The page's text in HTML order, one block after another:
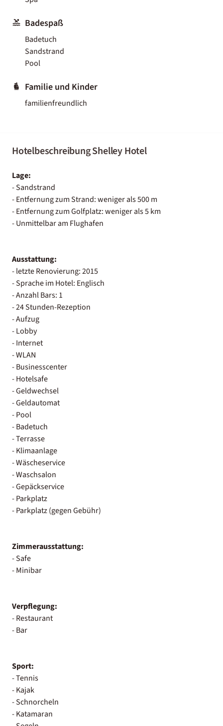
Badespaß
Badetuch
Sandstrand
Pool
Familie und Kinder
familienfreundlich
Hotelbeschreibung Shelley Hotel
Lage:
- Sandstrand
- Entfernung zum Strand: weniger als 500 m
- Entfernung zum Golfplatz: weniger als 5 km
- Unmittelbar am Flughafen
Ausstattung:
- letzte Renovierung: 2015
- Sprache im Hotel: Englisch
- Anzahl Bars: 1
- 24 Stunden-Rezeption
- Aufzug
- Lobby
- Internet
- WLAN
- Businesscenter
- Hotelsafe
- Geldwechsel
- Geldautomat
- Pool
- Badetuch
- Terrasse
- Klimaanlage
- Wäscheservice
- Waschsalon
- Gepäckservice
- Parkplatz
- Parkplatz (gegen Gebühr)
Zimmerausstattung:
- Safe
- Minibar
Verpflegung:
- Restaurant
- Bar
Sport:
- Tennis
- Kajak
- Schnorcheln
- Katamaran